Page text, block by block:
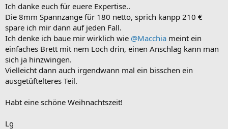
Ich danke euch für euere Expertise..
Die 8mm Spannzange für 180 netto, sprich kanpp 210 €
spare ich mir dann auf jeden Fall.
Ich denke ich baue mir wirklich wie @Macchia meint ein
einfaches Brett mit nem Loch drin, einen Anschlag kann man
sich ja hinzwingen.
Vielleicht dann auch irgendwann mal ein bisschen ein
ausgetüftelteres Teil.
Habt eine schöne Weihnachtszeit!
Lg